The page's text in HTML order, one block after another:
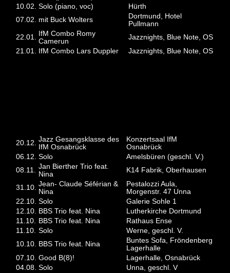
10.02. Solo (piano, voc)
Hürth
07.02. mit Buck Wolters
Dortmund, Hotel
Pullmann
22.01. IfM Combo Romy
Camerun
Jazznights, Blue Note, OS
21.01. IfM Combo Lars Duppler Jazznights, Blue Note, OS
20.12. Jazz Gesangsklasse des
IfM Osnabrück
Konzertsaal IfM
Osnabrück
06.12. Solo
Amelsbüren (geschl. V.)
08.11. Jan Bierther Trio feat.
Nina
K14 Fabrik, Oberhausen
31.10. Jean- Claude Séférian &
Nina
Pestalozzi Aula,
Morgenstr. 47 Unna
22.10. Solo
Galerie Sohle 1
12.10. BBS Trio feat. Nina
Lutherkirche Dortmund
11.10. BBS Trio feat. Nina
Rathaus Ense
11.10. Solo
Werne, geschl. V.
10.10. BBS Trio feat. Nina
Buntes Sofa, Fröndenberg
Lagerhalle
07.10. Good B(8)!
Lagerhalle, Osnabrück
04.08. Solo
Unna, geschl. V